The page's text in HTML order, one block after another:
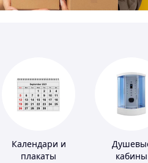
Календари и
плакаты
кабины